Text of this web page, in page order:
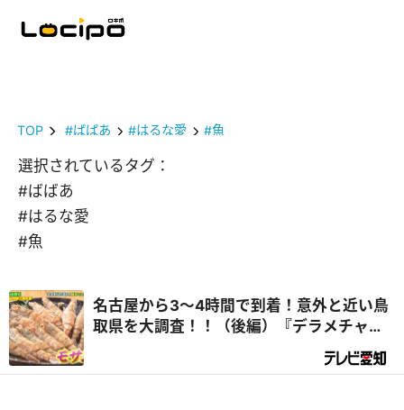
TOP #ばばあ #はるな愛 #魚
選択されているタグ：
#ばばあ
#はるな愛
#魚
名古屋から3～4時間で到着！意外と近い鳥
取県を大調査！！（後編）『デラメチャ気